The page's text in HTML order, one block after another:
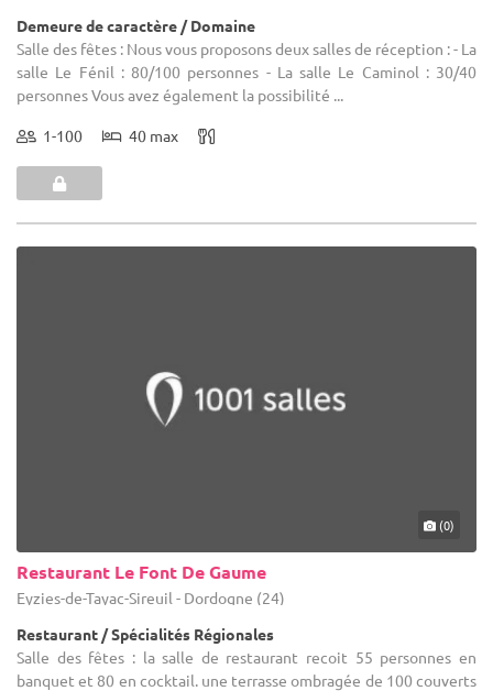
Demeure de caractère / Domaine
Salle des fêtes : Nous vous proposons deux salles de réception : - La
salle Le Fénil : 80/100 personnes - La salle Le Caminol : 30/40
personnes Vous avez également la possibilité ...
1-100 40 max
(0)
Restaurant Le Font De Gaume
Eyzies-de-Tayac-Sireuil - Dordogne (24)
Restaurant / Spécialités Régionales
Salle des fêtes : la salle de restaurant recoit 55 personnes en
banquet et 80 en cocktail. une terrasse ombragée de 100 couverts